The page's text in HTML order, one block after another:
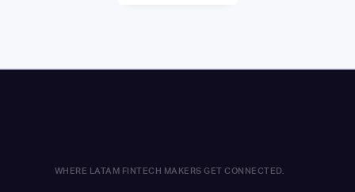
WHERE LATAM FINTECH MAKERS GET CONNECTED.